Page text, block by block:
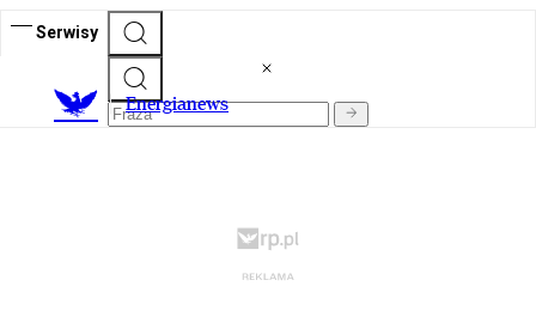
Serwisy
Energianews